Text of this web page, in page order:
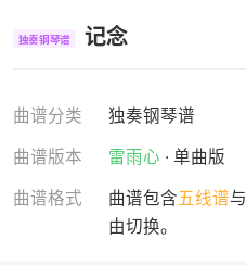
独奏钢琴谱 记念
曲谱分类
独奏钢琴谱
曲谱版本
雷雨心 · 单曲版
曲谱格式
曲谱包含五线谱与
由切换。